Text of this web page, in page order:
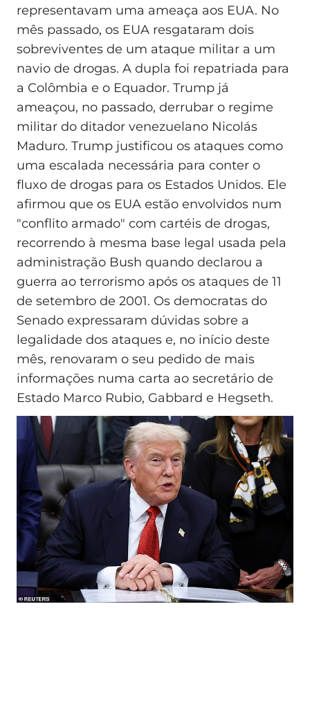
representavam uma ameaça aos EUA. No
mês passado, os EUA resgataram dois
sobreviventes de um ataque militar a um
navio de drogas. A dupla foi repatriada para
a Colômbia e o Equador. Trump já
ameaçou, no passado, derrubar o regime
militar do ditador venezuelano Nicolás
Maduro. Trump justificou os ataques como
uma escalada necessária para conter o
fluxo de drogas para os Estados Unidos. Ele
afirmou que os EUA estão envolvidos num
"conflito armado" com cartéis de drogas,
recorrendo à mesma base legal usada pela
administração Bush quando declarou a
guerra ao terrorismo após os ataques de 11
de setembro de 2001. Os democratas do
Senado expressaram dúvidas sobre a
legalidade dos ataques e, no início deste
mês, renovaram o seu pedido de mais
informações numa carta ao secretário de
Estado Marco Rubio, Gabbard e Hegseth.